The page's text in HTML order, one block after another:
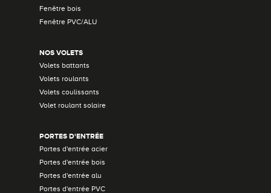
Fenêtre bois
Fenêtre PVC/ALU
NOS VOLETS
Volets battants
Volets roulants
Volets coulissants
Volet roulant solaire
PORTES D'ENTRÉE
Portes d'entrée acier
Portes d'entrée bois
Portes d'entrée alu
Portes d'entrée PVC